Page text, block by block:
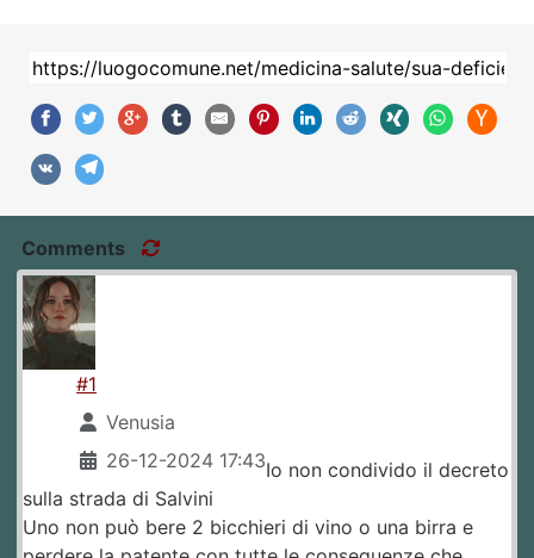
Comments
#1
Venusia
26-12-2024 17:43Io non condivido il decreto
sulla strada di Salvini
Uno non può bere 2 bicchieri di vino o una birra e